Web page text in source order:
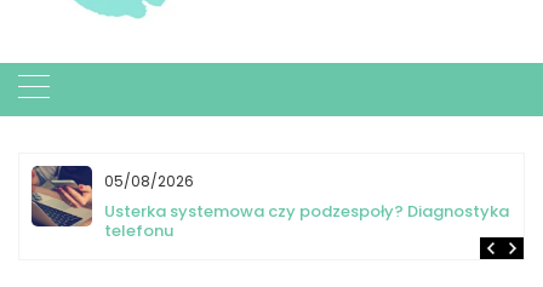
05/08/2026
Usterka systemowa czy podzespoły? Diagnostyka
telefonu